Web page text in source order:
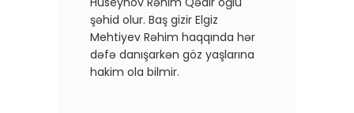
şəhid olur. Baş gizir Elgiz
Mehtiyev Rəhim haqqında hər
dəfə danışarkən göz yaşlarına
hakim ola bilmir.